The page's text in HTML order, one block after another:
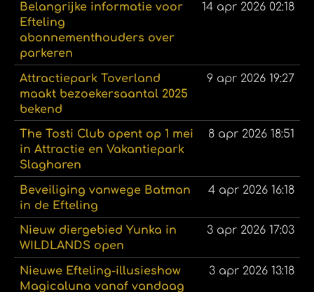
Belangrijke informatie voor
Efteling
abonnementhouders over
parkeren
14 apr 2026 02:18
Attractiepark Toverland
maakt bezoekersaantal 2025
bekend
9 apr 2026 19:27
The Tosti Club opent op 1 mei
in Attractie en Vakantiepark
Slagharen
8 apr 2026 18:51
Beveiliging vanwege Batman
in de Efteling
4 apr 2026 16:18
Nieuw diergebied Yunka in
WILDLANDS open
3 apr 2026 17:03
Nieuwe Efteling-illusieshow
Magicaluna vanaf vandaag
3 apr 2026 13:18